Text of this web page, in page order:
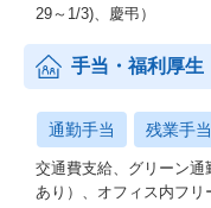
29～1/3)、慶弔）
手当・福利厚生
通勤手当 残業手当
交通費支給、グリーン
あり）、オフィス内フリ